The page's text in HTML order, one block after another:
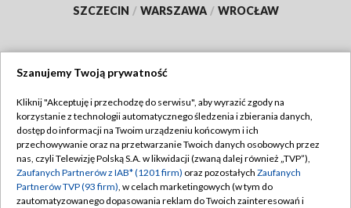
SZCZECIN / WARSZAWA / WROCŁAW
TVP
Abonament TVP
Emisja w TVP
Centrum informacji TVP
Regulamin TVP
Polityka prywatności
Moje zgody
Szanujemy Twoją prywatność
Kliknij "Akceptuję i przechodzę do serwisu", aby wyrazić zgody na
korzystanie z technologii automatycznego śledzenia i zbierania danych,
dostęp do informacji na Twoim urządzeniu końcowym i ich
przechowywanie oraz na przetwarzanie Twoich danych osobowych przez
nas, czyli Telewizję Polską S.A. w likwidacji (zwaną dalej również „TVP”),
Zaufanych Partnerów z IAB* (1201 firm) oraz pozostałych Zaufanych
Partnerów TVP (93 firm), w celach marketingowych (w tym do
zautomatyzowanego dopasowania reklam do Twoich zainteresowań i